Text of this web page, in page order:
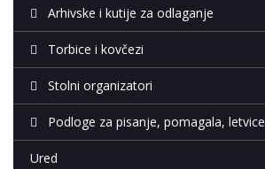
Arhivske i kutije za odlaganje
Torbice i kovčezi
Stolni organizatori
Podloge za pisanje, pomagala, letvice
Ured